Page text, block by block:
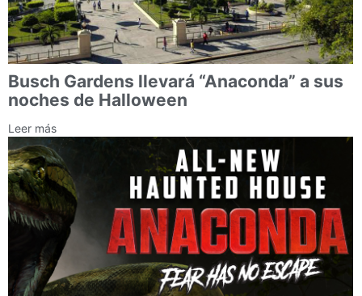
Busch Gardens llevará “Anaconda” a sus
noches de Halloween
Leer más